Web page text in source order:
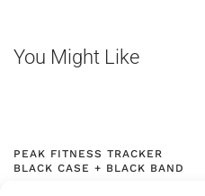
You Might Like
PEAK FITNESS TRACKER
BLACK CASE + BLACK BAND